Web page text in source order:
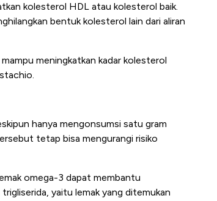
kolesterol HDL atau kolesterol baik.
bentuk kolesterol lain dari aliran
meningkatkan kadar kolesterol
hanya mengonsumsi satu gram
tetap bisa mengurangi risiko
omega-3 dapat membantu
yaitu lemak yang ditemukan